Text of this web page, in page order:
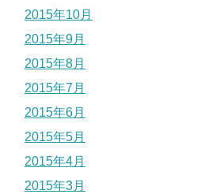
2015年10月
2015年9月
2015年8月
2015年7月
2015年6月
2015年5月
2015年4月
2015年3月